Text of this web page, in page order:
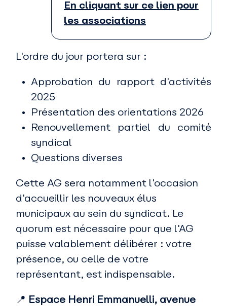
En cliquant sur ce lien pour
les associations
L'ordre du jour portera sur :
Approbation du rapport d'activités
2025
Présentation des orientations 2026
Renouvellement partiel du comité
syndical
Questions diverses
Cette AG sera notamment l'occasion
d'accueillir les nouveaux élus
municipaux au sein du syndicat. Le
quorum est nécessaire pour que l'AG
puisse valablement délibérer : votre
présence, ou celle de votre
représentant, est indispensable.
📍 Espace Henri Emmanuelli, avenue